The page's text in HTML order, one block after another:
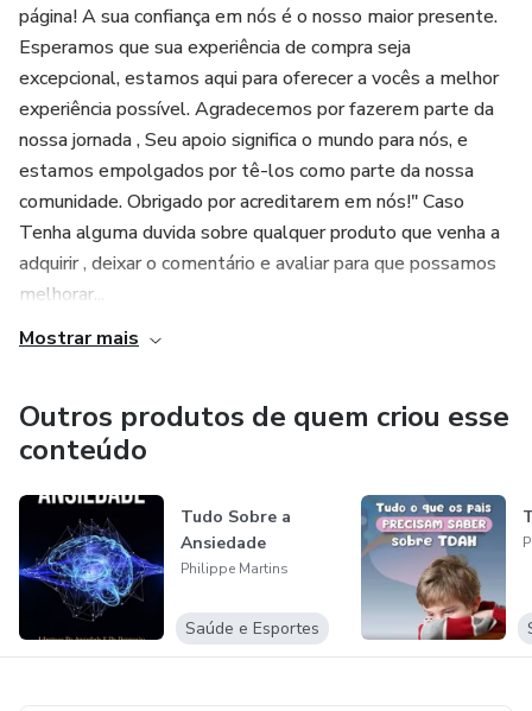
página! A sua confiança em nós é o nosso maior presente.
Esperamos que sua experiência de compra seja
excepcional, estamos aqui para oferecer a vocês a melhor
experiência possível. Agradecemos por fazerem parte da
nossa jornada , Seu apoio significa o mundo para nós, e
estamos empolgados por tê-los como parte da nossa
comunidade. Obrigado por acreditarem em nós!" Caso
Tenha alguma duvida sobre qualquer produto que venha a
adquirir , deixar o comentário e avaliar para que possamos
melhorar...
Mostrar mais
Outros produtos de quem criou esse
conteúdo
Tudo Sobre a
Ansiedade
Philippe Martins
Saúde e Esportes